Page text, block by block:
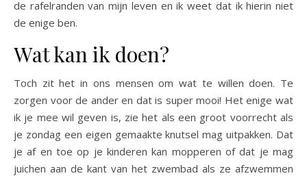
de rafelranden van mijn leven en ik weet dat ik hierin niet
de enige ben.
Wat kan ik doen?
Toch zit het in ons mensen om wat te willen doen. Te
zorgen voor de ander en dat is super mooi! Het enige wat
ik je mee wil geven is, zie het als een groot voorrecht als
je zondag een eigen gemaakte knutsel mag uitpakken. Dat
je af en toe op je kinderen kan mopperen of dat je mag
juichen aan de kant van het zwembad als ze afzwemmen